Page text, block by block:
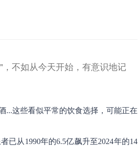
不如从今天开始，有意识地记
...这些看似平常的饮食选择，可能正在
已从1990年的6.5亿飙升至2024年的14